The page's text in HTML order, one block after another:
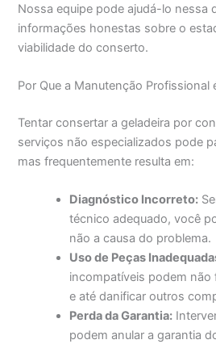
Nossa equipe pode ajudá-lo nessa
informações honestas sobre o
viabilidade do conserto.
Por Que a Manutenção Profissional
Tentar consertar a geladeira por
serviços não especializados pode
mas frequentemente resulta em:
Diagnóstico Incorreto:
técnico adequado, você
não a causa do problema.
Uso de Peças
incompatíveis podem
e até danificar outros
Perda da Garantia:
podem anular a garantia